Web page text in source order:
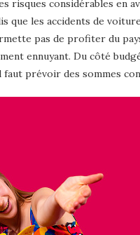
risques considérables en
que les accidents de
pas de profiter du
ennuyant. Du côté
prévoir des sommes